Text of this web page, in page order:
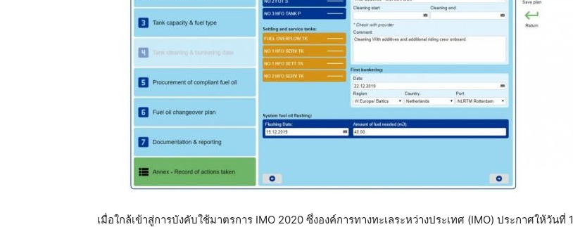
เมื่อใกล้เข้าสู่การบังคับใช้มาตรการ IMO 2020 ซึ่งองค์การทางทะเลระหว่างประเทศ (IMO) ประกาศให้วันที่ 1